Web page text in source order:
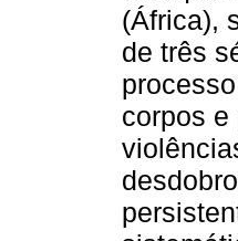
(África),
de três
corpos e